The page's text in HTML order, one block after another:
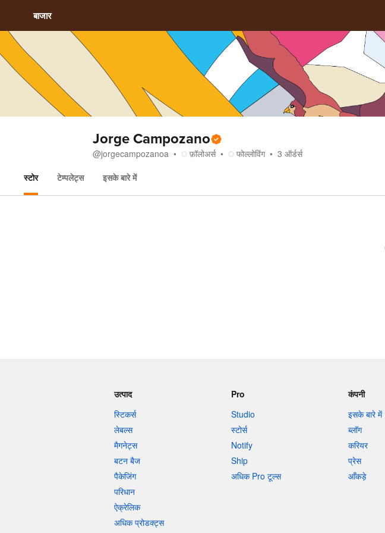
बाजार
Jorge Campozano
@jorgecampozanoa फ़ॉलोअर्स फोल्लोविंग 3 ऑर्डर्स
स्टोर
टेम्पलेट्स इसके बारे में
उत्पाद
स्टिकर्स
लेबल्स
मैगनेट्स
बटन बैज
पैकेजिंग
परिधान
ऐक्रेलिक
अधिक प्रोडक्ट्स
Pro
Studio
स्टोर्स
Notify
Ship
अधिक Pro टूल्स
कंपनी
इसके बारे में
ब्लॉग
करियर
प्रेस
आँकड़े